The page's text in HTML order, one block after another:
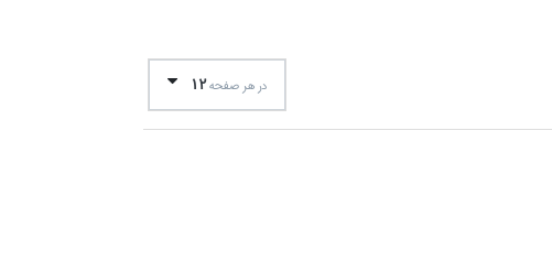
در هر صفحه12